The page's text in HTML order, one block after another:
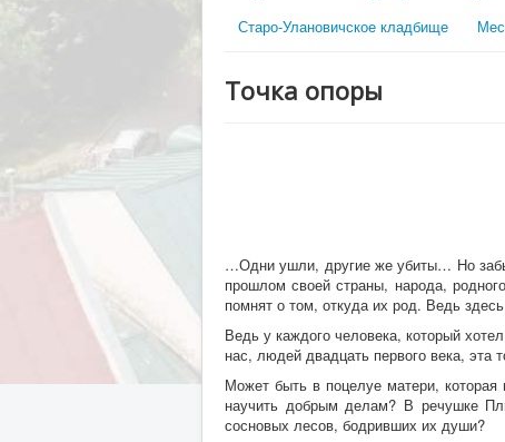
Старо-Улановичское кладбище
Точка опоры
…Одни ушли, другие же убиты… Но
прошлом своей страны, народа,
помнят о том, откуда их род. Ведь
Ведь у каждого человека, который
нас, людей двадцать первого века, эта
Может быть в поцелуе матери,
научить добрым делам? В речушке
сосновых лесов, бодривших их души?